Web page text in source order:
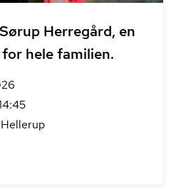
Herregård, en
hele familien.